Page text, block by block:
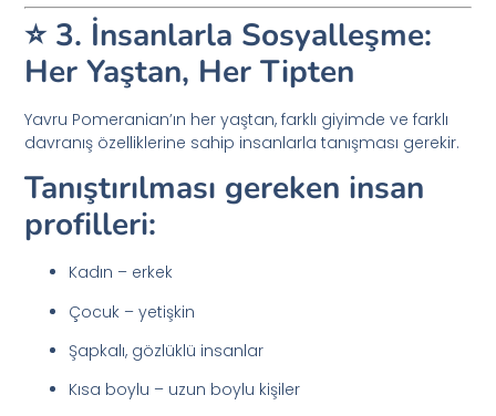
⭐ 3. İnsanlarla Sosyalleşme:
Her Yaştan, Her Tipten
Yavru Pomeranian’ın her yaştan, farklı giyimde ve farklı
davranış özelliklerine sahip insanlarla tanışması gerekir.
Tanıştırılması gereken insan
profilleri:
Kadın – erkek
Çocuk – yetişkin
Şapkalı, gözlüklü insanlar
Kısa boylu – uzun boylu kişiler